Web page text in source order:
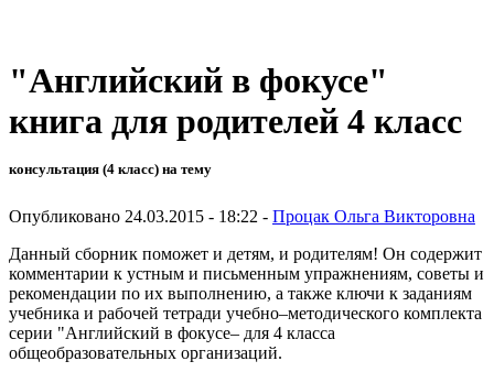
"Английский в фокусе"
книга для родителей 4 класс
консультация (4 класс) на тему
Опубликовано 24.03.2015 - 18:22 - Процак Ольга Викторовна
Данный сборник поможет и детям, и родителям! Он содержит
комментарии к устным и письменным упражнениям, советы и
рекомендации по их выполнению, а также ключи к заданиям
учебника и рабочей тетради учебно–методического комплекта
серии "Английский в фокусе– для 4 класса
общеобразовательных организаций.